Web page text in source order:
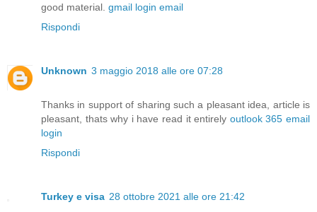
good material. gmail login email
Rispondi
Unknown 3 maggio 2018 alle ore 07:28
Thanks in support of sharing such a pleasant idea, article is
pleasant, thats why i have read it entirely outlook 365 email
login
Rispondi
Turkey e visa 28 ottobre 2021 alle ore 21:42